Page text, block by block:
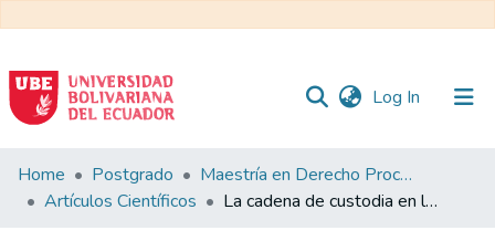
Log In (current)
Communities
&
Home Postgrado
Maestría en Derecho Procesal
Artículos Científicos
La cadena de custodia en la producción de la prueba digital